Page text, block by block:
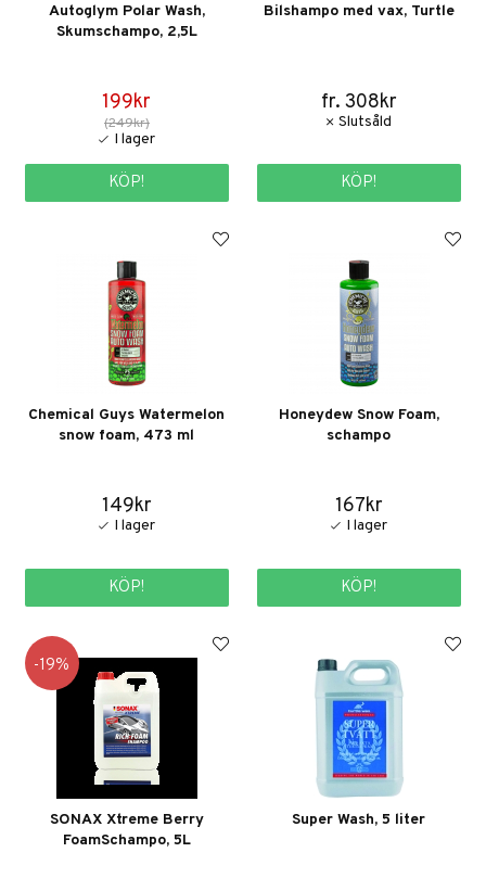
Autoglym Polar Wash,
Skumschampo, 2,5L
199kr
(249kr)
KÖP!
Bilshampo med vax, Turtle
fr. 308kr
KÖP!
Chemical Guys Watermelon
snow foam, 473 ml
149kr
KÖP!
Honeydew Snow Foam,
schampo
167kr
KÖP!
19
SONAX Xtreme Berry
FoamSchampo, 5L
Super Wash, 5 liter